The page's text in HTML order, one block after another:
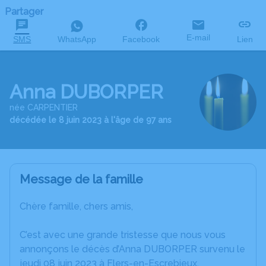
Partager
SMS WhatsApp Facebook E-mail Lien
Anna DUBORPER
née CARPENTIER
décédée le 8 juin 2023 à l'âge de 97 ans
Message de la famille
Chère famille, chers amis,
C’est avec une grande tristesse que nous vous
annonçons le décès d’Anna DUBORPER survenu le
jeudi 08 juin 2023 à Flers-en-Escrebieux.